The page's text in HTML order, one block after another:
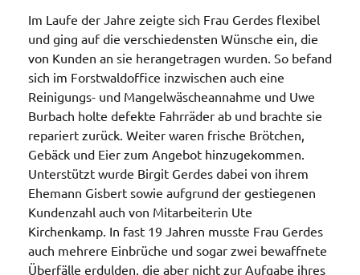
Im Laufe der Jahre zeigte sich Frau Gerdes flexibel
und ging auf die verschiedensten Wünsche ein, die
von Kunden an sie herangetragen wurden. So befand
sich im Forstwaldoffice inzwischen auch eine
Reinigungs- und Mangelwäscheannahme und Uwe
Burbach holte defekte Fahrräder ab und brachte sie
repariert zurück. Weiter waren frische Brötchen,
Gebäck und Eier zum Angebot hinzugekommen.
Unterstützt wurde Birgit Gerdes dabei von ihrem
Ehemann Gisbert sowie aufgrund der gestiegenen
Kundenzahl auch von Mitarbeiterin Ute
Kirchenkamp. In fast 19 Jahren musste Frau Gerdes
auch mehrere Einbrüche und sogar zwei bewaffnete
Überfälle erdulden, die aber nicht zur Aufgabe ihres